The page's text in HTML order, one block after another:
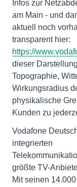
Infos zur
am Main - und
aktuell noch
transparent hier:
https://
dieser
Topographie,
Wirkungsradius
physikalische
Kunden zu
Vodafone
integrierten
größte TV-
Mit seinen